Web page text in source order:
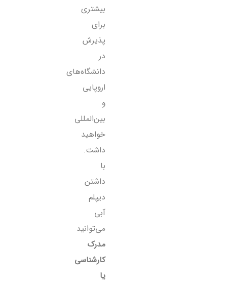
بیشتری
برای
پذیرش
در
دانشگاه‌های
اروپایی
و
بین‌المللی
خواهید
داشت.
با
داشتن
دیپلم
آبی
می‌توانید
مدرک
کارشناسی
یا